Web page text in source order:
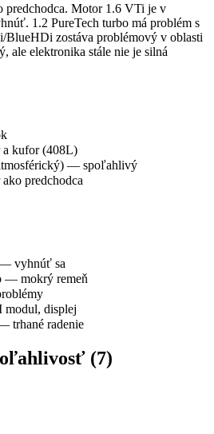
predchodca. Motor 1.6 VTi je v
1.2 PureTech turbo má problém s
BlueHDi zostáva problémový v oblasti
ale elektronika stále nie je silná
a kufor (408L)
— spoľahlivý
predchodca
vyhnúť sa
— mokrý remeň
displej
trhané radenie
(7)